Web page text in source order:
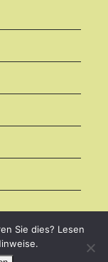
(Kindle) und PDF -
Sie dies? Lesen